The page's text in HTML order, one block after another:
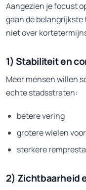
Aangezien je focust
gaan de
niet over
1) Stabiliteit en
Meer mensen willen
echte stadsstraten:
betere vering
grotere wielen
sterkere
2) Zichtbaarheid